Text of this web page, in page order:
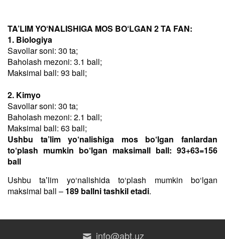
TA’LIM YO‘NALISHIGA MOS BO‘LGAN 2 TA FAN:
1. Biologiya
Savollar soni: 30 ta;
Baholash mezoni: 3.1 ball;
Maksimal ball: 93 ball;
2. Kimyo
Savollar soni: 30 ta;
Baholash mezoni: 2.1 ball;
Maksimal ball: 63 ball;
Ushbu ta’lim yo‘nalishiga mos bo‘lgan fanlardan
to‘plash mumkin bo‘lgan maksimall ball: 93+63=156
ball
Ushbu taʼlim yo‘nalishida to‘plash mumkin bo‘lgan
maksimal ball – 189 ballni tashkil etadi.
info@abt.uz